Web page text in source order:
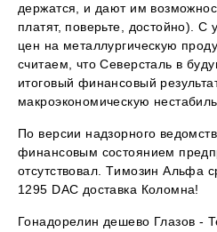
держатся, и дают им
платят, поверьте, достойно). С
цен на металлургическую
считаем, что Северсталь в
итоговый финансовый
макроэкономическую
По версии надзорного
финансовым состоянием
отсутствовал. Tимозин Альфа
1295 DAC доставка Коломна!
Гонадорелин дешево Глазов -